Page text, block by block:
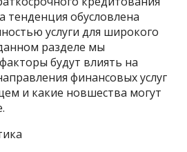
тенденция обусловлена
услуги для широкого
разделе мы
будут влиять на
финансовых услуг
и какие новшества могут